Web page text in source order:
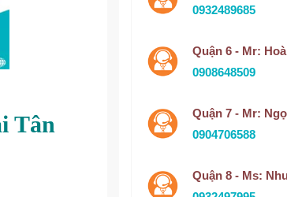
Tân
0932489685
Quận 6 - Mr:
0908648509
Quận 7 - Mr:
0904706588
Quận 8 - Ms: